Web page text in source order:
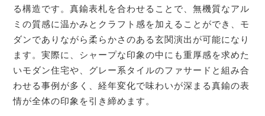
る構造です。真鍮表札を合わせることで、無機質なアル
ミの質感に温かみとクラフト感を加えることができ、モ
ダンでありながら柔らかさのある玄関演出が可能になり
ます。実際に、シャープな印象の中にも重厚感を求めた
いモダン住宅や、グレー系タイルのファサードと組み合
わせる事例が多く、経年変化で味わいが深まる真鍮の表
情が全体の印象を引き締めます。